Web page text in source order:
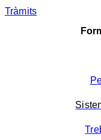
Tràmits